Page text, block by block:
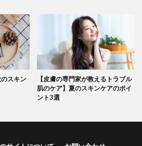
のスキン
【皮膚の専門家が教えるトラブル
肌のケア】夏のスキンケアのポイ
ント3選